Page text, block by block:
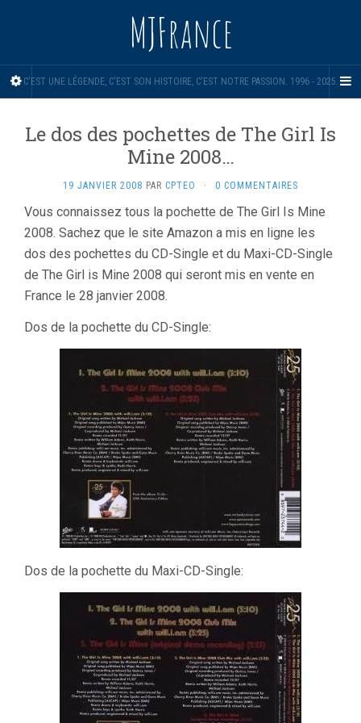
MJFrance
C'EST UNE LÉGENDE, C'EST SON HISTOIRE, C'EST NOTRE PASSION. 1996 - 2025.
Le dos des pochettes de The Girl Is
Mine 2008…
19 JANVIER 2008 PAR CPTEO · 0 COMMENTAIRES
Vous connaissez tous la pochette de The Girl Is Mine
2008. Sachez que le site Amazon a mis en ligne les
dos des pochettes du CD-Single et du Maxi-CD-Single
de The Girl is Mine 2008 qui seront mis en vente en
France le 28 janvier 2008.
Dos de la pochette du CD-Single:
Dos de la pochette du Maxi-CD-Single: